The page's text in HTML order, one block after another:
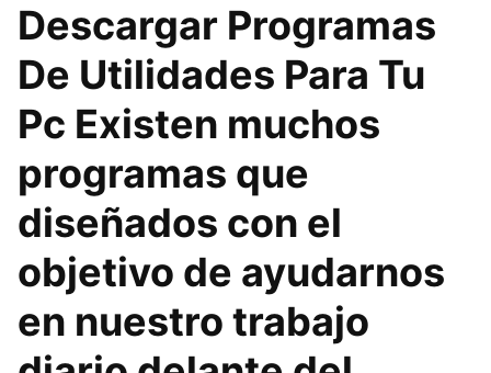
Descargar Programas
De Utilidades Para Tu
Pc Existen muchos
programas que
diseñados con el
objetivo de ayudarnos
en nuestro trabajo